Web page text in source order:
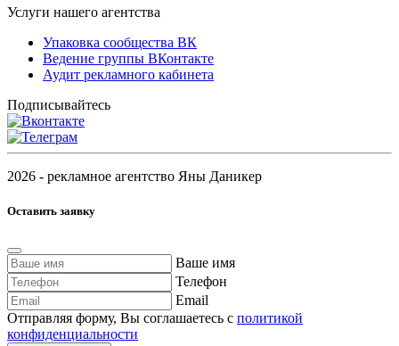
Услуги нашего агентства
Упаковка сообщества ВК
Ведение группы ВКонтакте
Аудит рекламного кабинета
Подписывайтесь
2026 - рекламное агентство Яны Даникер
Оставить заявку
Ваше имя
Телефон
Email
Отправляя форму, Вы соглашаетесь с политикой
конфиденциальности